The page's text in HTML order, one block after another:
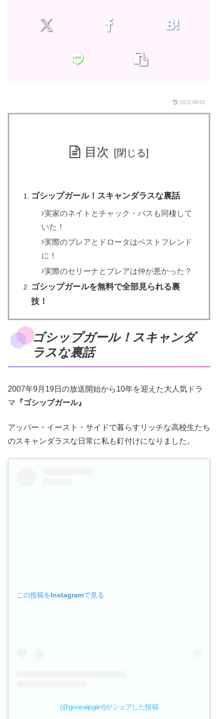
2022.08.02
目次
ゴシップガール！スキャンダラスな裏話
実家のネイトとチャック・バスも同棲して
いた！
実際のブレアとドロータはベストフレンド
に！
実際のセリーナとブレアは仲が悪かった？
ゴシップガールを無料で全部見られる裏
技！
ゴシップガール！スキャンダ
ラスな裏話
2007年9月19日の放送開始から10年を迎えた大人気ドラ
マ 『ゴシップガール』
アッパー・イースト・サイドで暮らすリッチな高校生たち
のスキャンダラスな日常に私も釘付けになりました。
この投稿をInstagramで見る
(@goossiipgiirrl)がシェアした投稿